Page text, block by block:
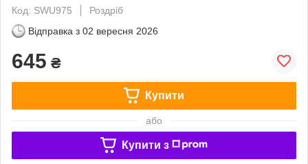
Код: SWU975
Роздріб
Відправка з 02 вересня 2026
645 ₴
Купити
або
Купити з